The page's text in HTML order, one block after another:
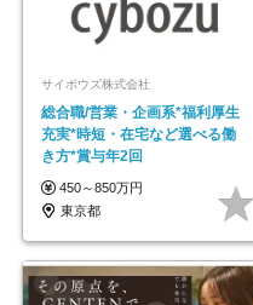
サイボウズ株式会社
総合職/営業・企画系*福利厚生
充実*時短・在宅など選べる働
き方*賞与年2回
450～850万円
東京都